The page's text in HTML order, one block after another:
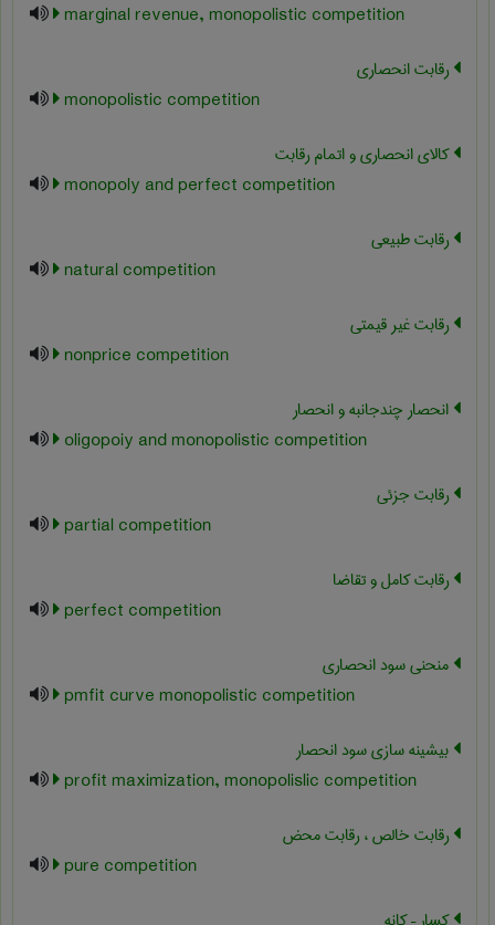
marginal revenue, monopolistic competition
رقابت انحصاری
monopolistic competition
کالای انحصاری و اتمام رقابت
monopoly and perfect competition
رقابت طبیعی
natural competition
رقابت غیر قیمتی
nonprice competition
انحصار چندجانبه و انحصار
oligopoiy and monopolistic competition
رقابت جزئی
partial competition
رقابت کامل و تقاضا
perfect competition
منحنی سود انحصاری
pmfit curve monopolistic competition
بیشینه سازی سود انحصار
profit maximization, monopolislic competition
رقابت خالص ، رقابت محض
pure competition